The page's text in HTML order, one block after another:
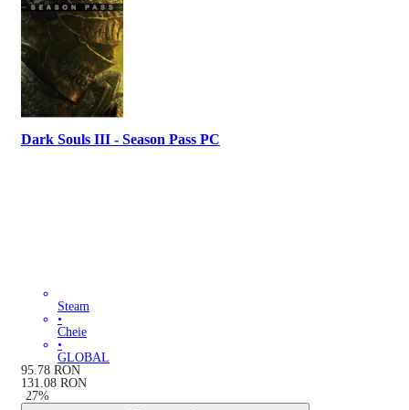
Dark Souls III - Season Pass PC
Steam
•
Cheie
•
GLOBAL
95.78 RON
131.08 RON
-27%